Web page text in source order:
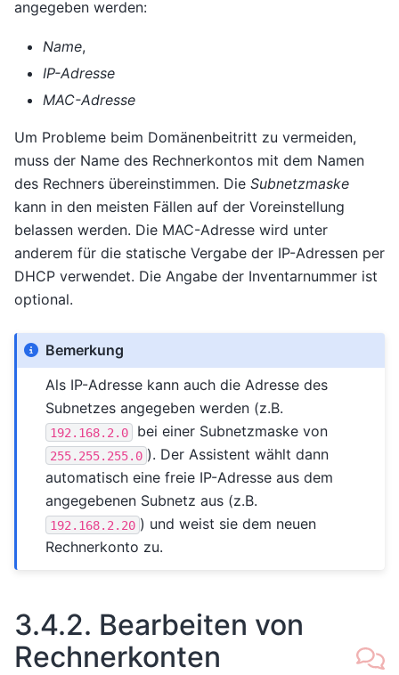
angegeben werden:
Name,
IP-Adresse
MAC-Adresse
Um Probleme beim Domänenbeitritt zu vermeiden,
muss der Name des Rechnerkontos mit dem Namen
des Rechners übereinstimmen. Die Subnetzmaske
kann in den meisten Fällen auf der Voreinstellung
belassen werden. Die MAC-Adresse wird unter
anderem für die statische Vergabe der IP-Adressen per
DHCP verwendet. Die Angabe der Inventarnummer ist
optional.
Bemerkung
Als IP-Adresse kann auch die Adresse des
Subnetzes angegeben werden (z.B.
192.168.2.0 bei einer Subnetzmaske von
255.255.255.0 ). Der Assistent wählt dann
automatisch eine freie IP-Adresse aus dem
angegebenen Subnetz aus (z.B.
192.168.2.20 ) und weist sie dem neuen
Rechnerkonto zu.
3.4.2. Bearbeiten von
Rechnerkonten